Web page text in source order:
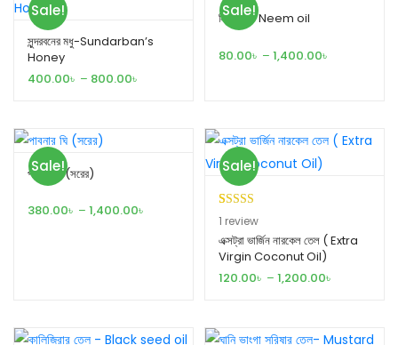
Sale!
সুন্দরবনের মধু-Sundarban’s
Honey
400.00৳ – 800.00৳
Sale!
নিম তেল- Neem oil
80.00৳ – 1,400.00৳
Sale!
পাবনার ঘি (সরের)
380.00৳ – 1,400.00৳
Sale!
Rated5.00
out of 5
based on
1
customer
1 review
এক্সট্রা ভার্জিন নারকেল তেল ( Extra
Virgin Coconut Oil)
120.00৳ – 1,200.00৳